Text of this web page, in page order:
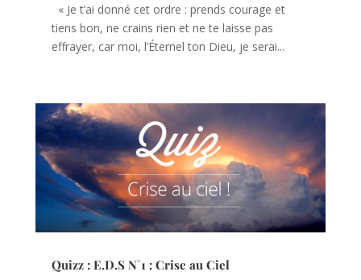
« Je t’ai donné cet ordre : prends courage et
tiens bon, ne crains rien et ne te laisse pas
effrayer, car moi, l’Éternel ton Dieu, je serai...
Quizz : E.D.S N°1 : Crise au Ciel